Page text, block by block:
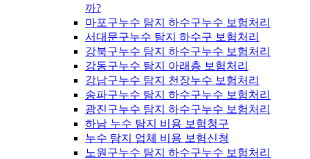
까?
마포구누수 탐지 하수구누수 보험처리
서대문구누수 탐지 하수구 보험처리
강북구누수 탐지 하수구누수 보험처리
강동구누수 탐지 아래층 보험처리
강남구누수 탐지 천장누수 보험처리
송파구누수 탐지 하수구누수 보험처리
광진구누수 탐지 하수구누수 보험처리
하남 누수 탐지 비용 보험청구
누수 탐지 업체 비용 보험신청
노원구누수 탐지 하수구누수 보험처리